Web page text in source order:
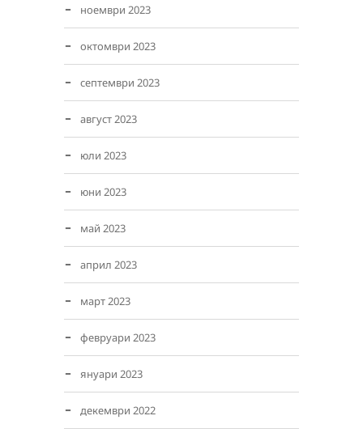
ноември 2023
октомври 2023
септември 2023
август 2023
юли 2023
юни 2023
май 2023
април 2023
март 2023
февруари 2023
януари 2023
декември 2022